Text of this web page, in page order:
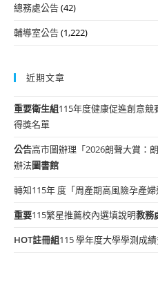
總務處公告(42)
輔導室公告(1,222)
近期文章
重要衛生組115年度健康促進創意
得獎名單
公告高市圖辦理「2026朗聲大賞：
辦法圖書館
轉知115年 度「周產期高風險孕產婦
重要115繁星推薦校內選填說明教務
HOT註冊組115 學年度大學學測成